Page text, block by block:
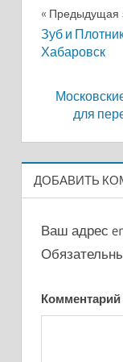
по
Предыдущая
Зуб и
Хабаровск
для
ДОБАВИТЬ
Ваш адрес
Комментарий